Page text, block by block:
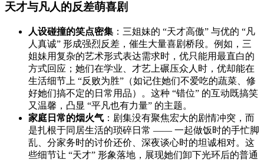
天才与凡人的反差萌喜剧
人设碰撞的笑点密集 ：三姐妹的 “天才高傲” 与优的 “凡
人真诚” 形成强烈反差，催生大量喜剧桥段。例如，三
姐妹用复杂的艺术形式表达需求时，优只能用最直白的
方式回应；她们在学业、才艺上碾压众人时，优却能在
生活细节上 “反败为胜”（如记住她们不爱吃的蔬菜、修
好她们搞不定的日常用品）。这种 “错位” 的互动既搞笑
又温馨，凸显 “平凡也有力量” 的主题。
家庭日常的烟火气 ：剧集没有聚焦宏大的剧情冲突，而
是扎根于同居生活的琐碎日常 —— 一起做饭时的手忙脚
乱、分家务时的讨价还价、深夜谈心时的坦诚相对。这
些细节让 “天才” 形象落地，展现她们卸下光环后的普通